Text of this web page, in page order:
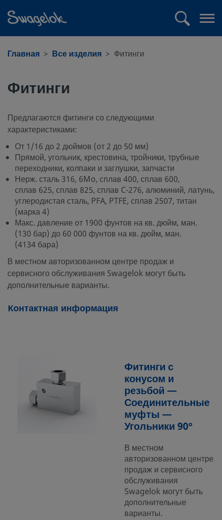
Главная
Все изделия Фитинги
Фитинги
Предлагаются фитинги со следующими
характеристиками:
От 1/16 до 2 дюймов (от 2 до 50 мм)
Прямой, угольник, крестовина, тройники, трубные
переходники, колпаки и заглушки, запчасти
Нерж. сталь 316, 6Mo, сплав 400, сплав 600,
сплав 625, сплав 825, сплав C-276, алюминий, латунь,
углеродистая сталь, PFA, PTFE, сплав 2507, титан
(марка 4)
Макс. давление от 1900 фунтов на кв. дюйм, ман.
(130 бар) до 60 000 фунтов на кв. дюйм, ман.
(4134 бара)
В местном авторизованном центре продаж и
сервисного обслуживания Swagelok могут быть
дополнительные варианты.
Контактная информация
Фитинги с
конусом и
резьбой —
Соединительные
муфты —
Угольники 90°
В местном
авторизованном центре
продаж и сервисного
обслуживания
Swagelok могут быть
дополнительные
варианты.